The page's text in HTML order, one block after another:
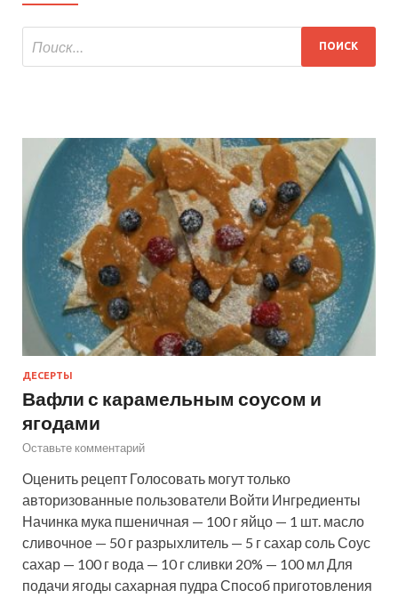
ДЕСЕРТЫ
Вафли с карамельным соусом и
ягодами
Оставьте комментарий
Оценить рецепт Голосовать могут только
авторизованные пользователи Войти Ингредиенты
Начинка мука пшеничная — 100 г яйцо — 1 шт. масло
сливочное — 50 г разрыхлитель — 5 г сахар соль Соус
сахар — 100 г вода — 10 г сливки 20% — 100 мл Для
подачи ягоды сахарная пудра Способ приготовления